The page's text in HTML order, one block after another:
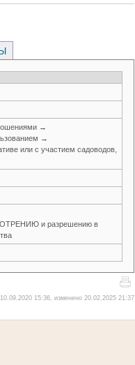
→
→
или с участием садоводов,
и разрешению в
15:36, изменено 20.02.2025 21:37